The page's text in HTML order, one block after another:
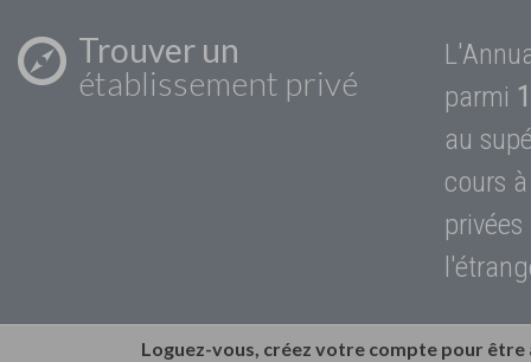
Trouver un
établissement privé
parmi
au
cours
Loguez-vous, créez votre compte pour